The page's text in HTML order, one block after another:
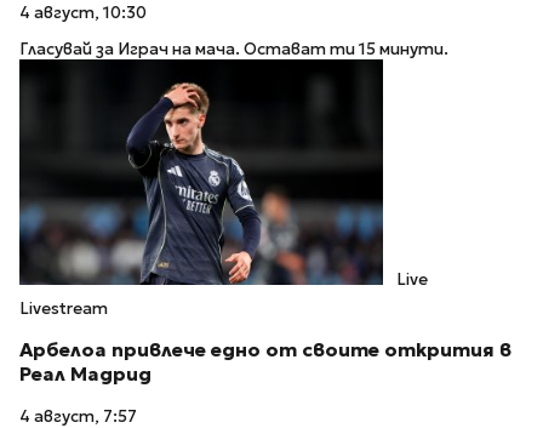
4 август, 10:30
Гласувай за Играч на мача. Остават ти 15 минути.
Live
Livestream
Арбелоа привлече едно от своите открития в
Реал Мадрид
4 август, 7:57